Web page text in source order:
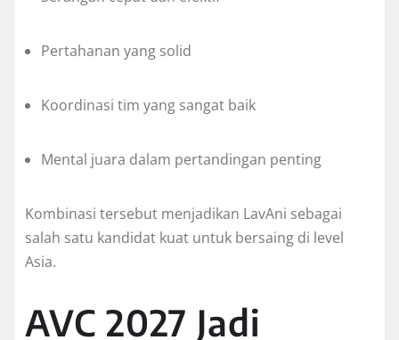
Pertahanan yang solid
Koordinasi tim yang sangat baik
Mental juara dalam pertandingan penting
Kombinasi tersebut menjadikan LavAni sebagai
salah satu kandidat kuat untuk bersaing di level
Asia.
AVC 2027 Jadi